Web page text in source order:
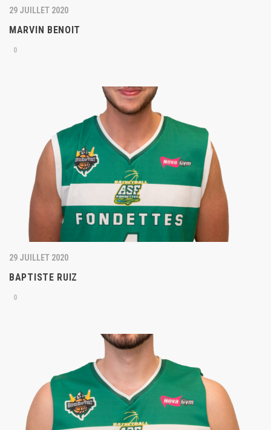
29 JUILLET 2020
MARVIN BENOIT
0
29 JUILLET 2020
BAPTISTE RUIZ
0